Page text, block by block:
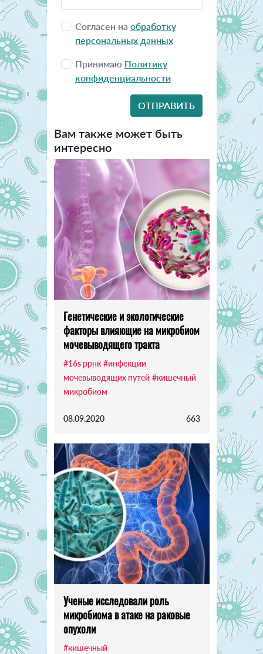
Согласен на обработку
персональных данных
Принимаю Политику
конфиденциальности
Вам также может быть
интересно
Генетические и экологические
факторы влияющие на микробиом
мочевыводящего тракта
#16s ррнк #инфекции
мочевыводящих путей #кишечный
микробиом
08.09.2020 663
Ученые исследовали роль
микробиома в атаке на раковые
опухоли
#кишечный